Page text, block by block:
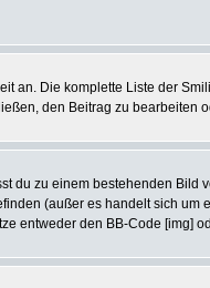
an. Die komplette Liste der
den Beitrag zu bearbeiten
du zu einem bestehenden Bild
(außer es handelt sich um
entweder den BB-Code [img]